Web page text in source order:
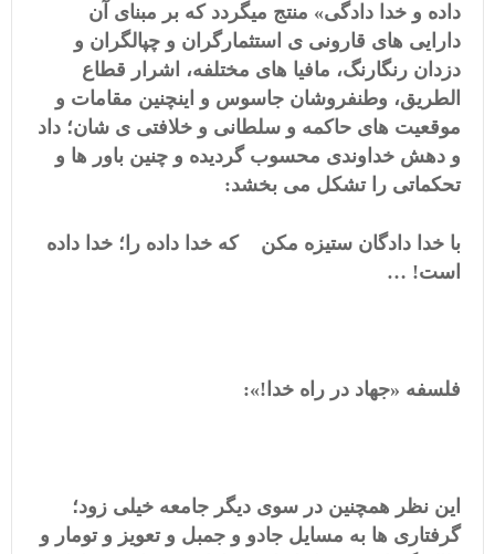
داده و خدا دادگی» منتج میگردد که بر مبنای آن
دارایی های قارونی ی استثمارگران و چپالگران و
دزدان رنگارنگ، مافیا های مختلفه، اشرار قطاع
الطریق، وطنفروشان جاسوس و اینچنین مقامات و
موقعیت های حاکمه و سلطانی و خلافتی ی شان؛ داد
و دهش خداوندی محسوب گردیده و چنین باور ها و
تحکماتی را تشکل می بخشد:
با خدا دادگان ستیزه مکن که خدا داده را؛ خدا داده
است! …
فلسفه «جهاد در راه خدا!»:
این نظر همچنین در سوی دیگر جامعه خیلی زود؛
گرفتاری ها به مسایل جادو و جمبل و تعویز و تومار و